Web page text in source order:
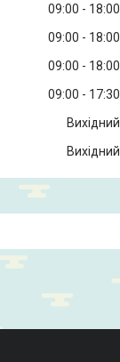
09:00
18:00
09:00
18:00
09:00
18:00
09:00
17:30
Вихідний
Вихідний